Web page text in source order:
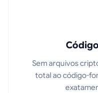
Sem arquivos
total ao código-